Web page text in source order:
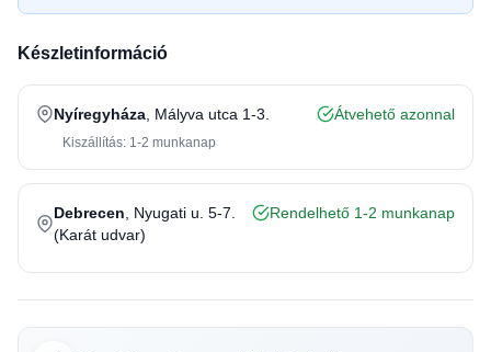
Készletinformáció
Nyíregyháza , Mályva utca 1-3. Átvehető azonnal
Kiszállítás: 1-2 munkanap
Debrecen , Nyugati u. 5-7.
(Karát udvar)
Rendelhető 1-2 munkanap